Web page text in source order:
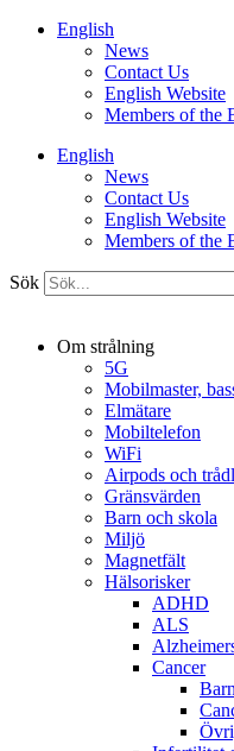
HoppaEnglish
News
Contact Us
English Website
Members of the
English
News
Contact Us
English Website
Members of the
Sök
Om strålning
5G
Mobilmaster,
Elmätare
Mobiltelefon
WiFi
Airpods och
Gränsvärden
Barn och skola
Miljö
Magnetfält
Hälsorisker
ADHD
ALS
Cancer